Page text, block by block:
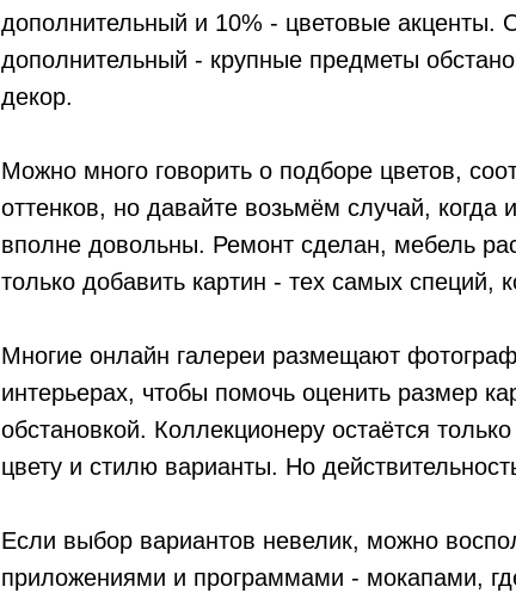
дополнительный и 10% - цветовые акценты.
дополнительный - крупные предметы
декор.
Можно много говорить о подборе цветов,
оттенков, но давайте возьмём случай,
вполне довольны. Ремонт сделан, мебель
только добавить картин - тех самых специй,
Многие онлайн галереи размещают
интерьерах, чтобы помочь оценить размер
обстановкой. Коллекционеру остаётся
цвету и стилю варианты. Но
Если выбор вариантов невелик, можно
приложениями и программами - мокапами,